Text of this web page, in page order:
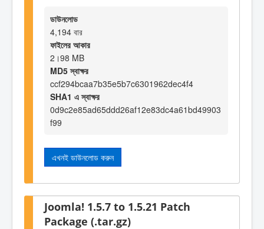
ডাউনলোড
4,194 বার
ফাইলের আকার
2।98 MB
MD5 স্বাক্ষর
ccf294bcaa7b35e5b7c6301962dec4f4
SHA1 এ স্বাক্ষর
0d9c2e85ad65ddd26af12e83dc4a61bd49903
f99
এখনই ডাউনলোড করুন
Joomla! 1.5.7 to 1.5.21 Patch
Package (.tar.gz)